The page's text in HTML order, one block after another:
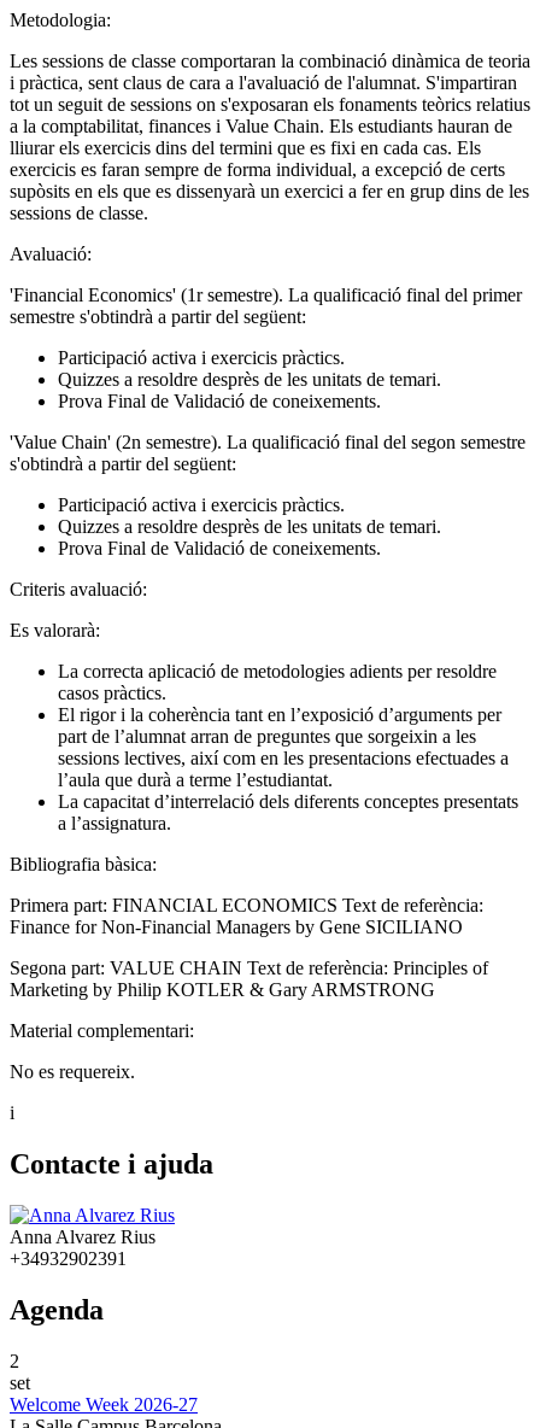
Metodologia:
Les sessions de classe comportaran la combinació dinàmica de teoria
i pràctica, sent claus de cara a l'avaluació de l'alumnat. S'impartiran
tot un seguit de sessions on s'exposaran els fonaments teòrics relatius
a la comptabilitat, finances i Value Chain. Els estudiants hauran de
lliurar els exercicis dins del termini que es fixi en cada cas. Els
exercicis es faran sempre de forma individual, a excepció de certs
supòsits en els que es dissenyarà un exercici a fer en grup dins de les
sessions de classe.
Avaluació:
'Financial Economics' (1r semestre). La qualificació final del primer
semestre s'obtindrà a partir del següent:
Participació activa i exercicis pràctics.
Quizzes a resoldre desprès de les unitats de temari.
Prova Final de Validació de coneixements.
'Value Chain' (2n semestre). La qualificació final del segon semestre
s'obtindrà a partir del següent:
Participació activa i exercicis pràctics.
Quizzes a resoldre desprès de les unitats de temari.
Prova Final de Validació de coneixements.
Criteris avaluació:
Es valorarà:
La correcta aplicació de metodologies adients per resoldre
casos pràctics.
El rigor i la coherència tant en l’exposició d’arguments per
part de l’alumnat arran de preguntes que sorgeixin a les
sessions lectives, així com en les presentacions efectuades a
l’aula que durà a terme l’estudiantat.
La capacitat d’interrelació dels diferents conceptes presentats
a l’assignatura.
Bibliografia bàsica:
Primera part: FINANCIAL ECONOMICS Text de referència:
Finance for Non-Financial Managers by Gene SICILIANO
Segona part: VALUE CHAIN Text de referència: Principles of
Marketing by Philip KOTLER & Gary ARMSTRONG
Material complementari:
No es requereix.
i
Contacte i ajuda
Anna Alvarez Rius
+34932902391
Agenda
2
set
Welcome Week 2026-27